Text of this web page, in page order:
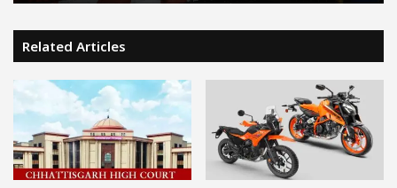
Related Articles